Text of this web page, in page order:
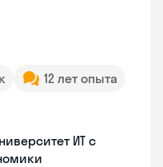
12 лет опыта
ИТ с